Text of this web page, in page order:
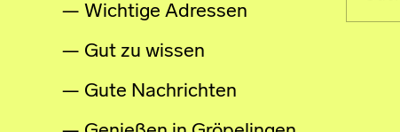
Wichtige Adressen
Gut zu wissen
Gute Nachrichten